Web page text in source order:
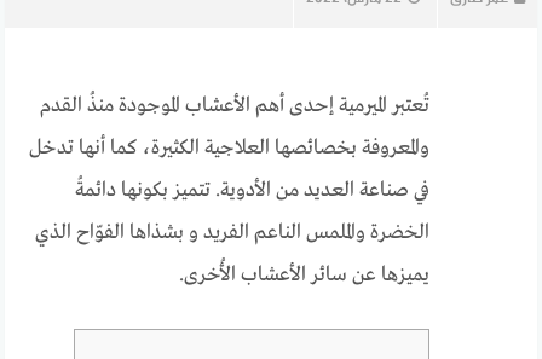
تُعتبر الميرمية إحدى أهم الأعشاب الموجودة منذُ القدم
والمعروفة بخصائصها العلاجية الكثيرة، كما أنها تدخل
في صناعة العديد من الأدوية. تتميز بكونها دائمةُ
الخضرة والملمس الناعم الفريد و بشذاها الفوّاح الذي
يميزها عن سائر الأعشاب الأُخرى.